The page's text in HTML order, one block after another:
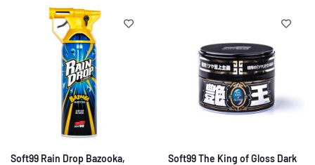
Soft99 Rain Drop Bazooka,
Soft99 The King of Gloss Dark